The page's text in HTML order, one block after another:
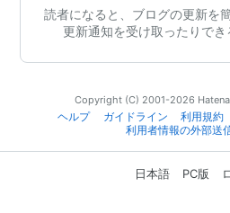
読者になると、ブログの更新を
更新通知を受け取ったりでき
Copyright (C) 2001-2026
ヘルプ
ガイドライン 利用規約
利用者情報の外部送
日本語 PC版